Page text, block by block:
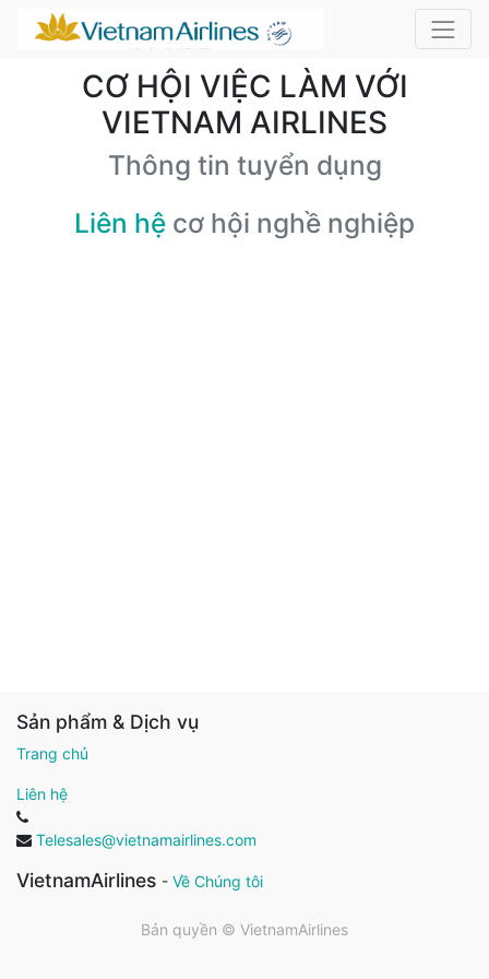
CƠ HỘI VIỆC LÀM VỚI
VIETNAM AIRLINES
Thông tin tuyển dụng
Liên hệ cơ hội nghề nghiệp
Sản phẩm & Dịch vụ
Trang chủ
Liên hệ
Telesales@vietnamairlines.com
VietnamAirlines - Về Chúng tôi
Bản quyền © VietnamAirlines